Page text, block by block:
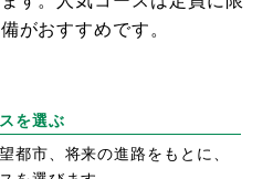
がおすすめです。
を選ぶ
都市、将来の進路をもとに、